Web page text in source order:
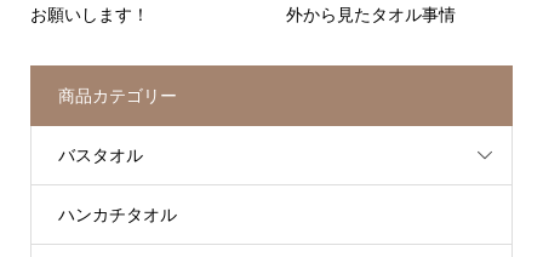
お願いします！
外から見たタオル事情
商品カテゴリー
バスタオル
ハンカチタオル